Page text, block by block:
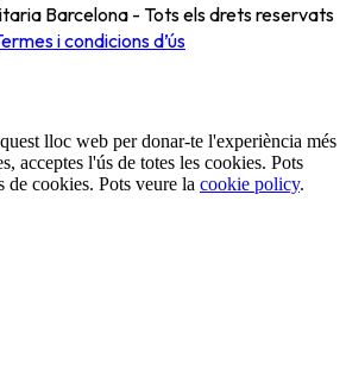
Barcelona - Tots els drets reservats
i condicions d’ús
lloc web per donar-te l'experiència més
acceptes l'ús de totes les cookies. Pots
cookies. Pots veure la cookie policy.